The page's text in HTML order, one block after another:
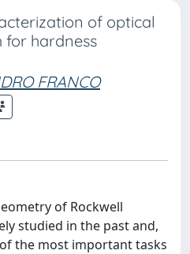
of optical
for hardness
FRANCO
of Rockwell
studied in the past and,
the most important tasks